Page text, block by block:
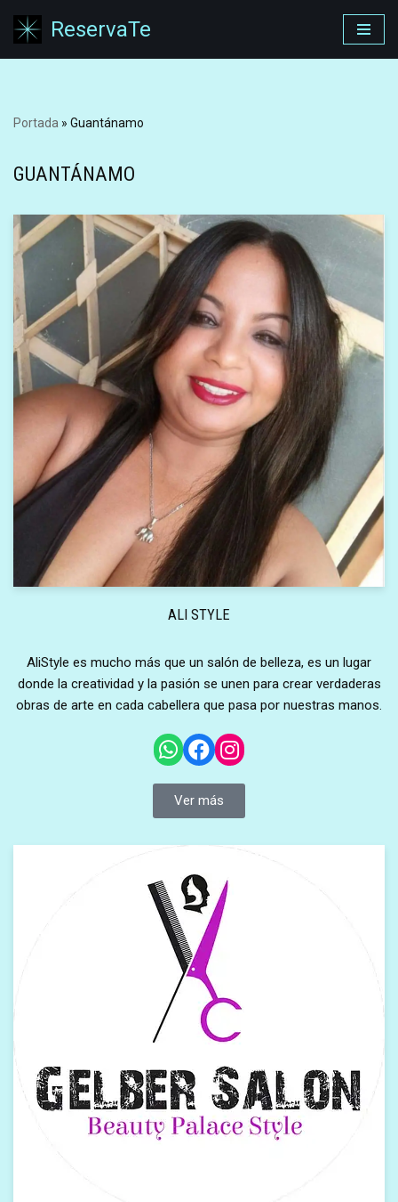
Saltar
ReservaTe
Portada » Guantánamo
GUANTÁNAMO
ALI STYLE
AliStyle es mucho más que un salón de belleza, es un lugar
donde la creatividad y la pasión se unen para crear verdaderas
obras de arte en cada cabellera que pasa por nuestras manos.
Ver más